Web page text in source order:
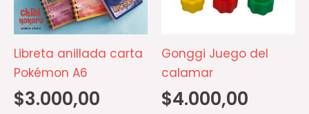
Libreta anillada carta
Pokémon A6
$3.000,00
variantes.
opciones
elegir
Gonggi Juego del
calamar
$4.000,00